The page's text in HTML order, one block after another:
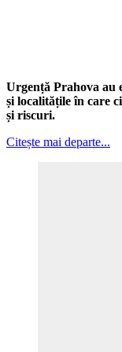
Urgență Prahova au
și localitățile în care
și riscuri.
Citește mai departe...